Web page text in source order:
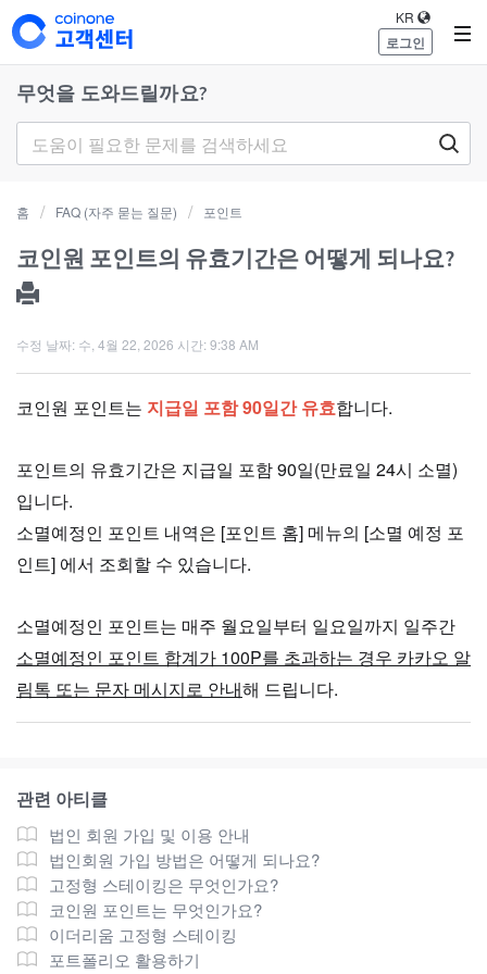
로그인
KR
무엇을 도와드릴까요?
홈 FAQ (자주 묻는 질문) 포인트
코인원 포인트의 유효기간은 어떻게 되나요?
수정 날짜: 수, 4월 22, 2026 시간: 9:38 AM
코인원 포인트는 지급일 포함90일간 유효합니다.
포인트의 유효기간은 지급일 포함 90일(만료일 24시 소멸)
입니다.
소멸예정인 포인트 내역은 [포인트 홈] 메뉴의 [소멸 예정 포
인트] 에서 조회할 수 있습니다.
소멸예정인 포인트는 매주 월요일부터 일요일까지 일주간
소멸예정인 포인트 합계가 100P를 초과하는 경우 카카오 알
림톡 또는 문자 메시지로 안내해 드립니다.
관련 아티클
법인 회원 가입 및 이용 안내
법인회원 가입 방법은 어떻게 되나요?
고정형 스테이킹은 무엇인가요?
코인원 포인트는 무엇인가요?
이더리움 고정형 스테이킹
포트폴리오 활용하기